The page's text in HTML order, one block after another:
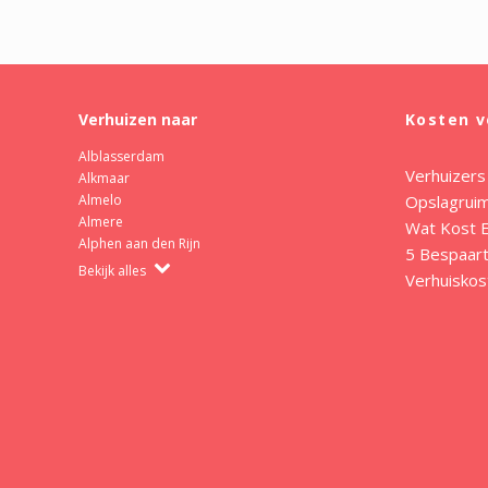
Verhuizen naar
Alblasserdam
Alkmaar
Almelo
Almere
Alphen aan den Rijn
Bekijk alles
Kosten
Wat Kost
5